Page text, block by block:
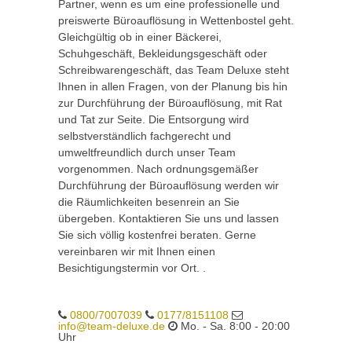
Partner, wenn es um eine professionelle und
preiswerte Büroauflösung in Wettenbostel geht.
Gleichgültig ob in einer Bäckerei,
Schuhgeschäft, Bekleidungsgeschäft oder
Schreibwarengeschäft, das Team Deluxe steht
Ihnen in allen Fragen, von der Planung bis hin
zur Durchführung der Büroauflösung, mit Rat
und Tat zur Seite. Die Entsorgung wird
selbstverständlich fachgerecht und
umweltfreundlich durch unser Team
vorgenommen. Nach ordnungsgemäßer
Durchführung der Büroauflösung werden wir
die Räumlichkeiten besenrein an Sie
übergeben. Kontaktieren Sie uns und lassen
Sie sich völlig kostenfrei beraten. Gerne
vereinbaren wir mit Ihnen einen
Besichtigungstermin vor Ort. .
0800/7007039
0177/8151108
info@team-deluxe.de
Mo. - Sa. 8:00 - 20:00
Uhr